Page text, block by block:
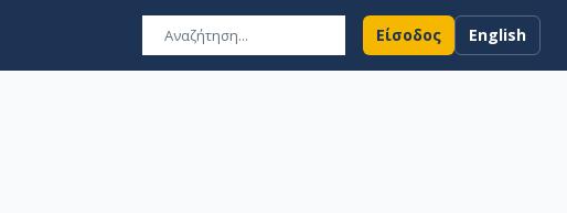
Είσοδος English